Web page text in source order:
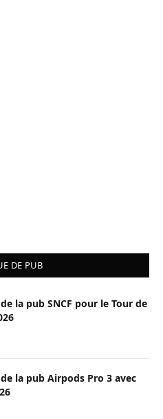
DE PUB
la pub SNCF pour le Tour de
la pub Airpods Pro 3 avec